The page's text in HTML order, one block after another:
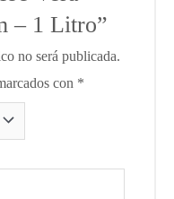
– 1 Litro”
no será publicada.
con *